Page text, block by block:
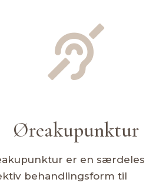

Øreakupunktur
er en særdeles
behandlingsform til